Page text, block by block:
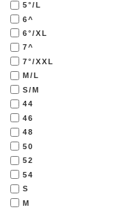
5°/L
6^
6°/XL
7^
7°/XXL
M/L
S/M
44
46
48
50
52
54
S
M